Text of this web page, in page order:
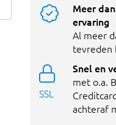
Meer
ervaring
Al meer
tevreden
SSL
Snel en
met o.a.
achteraf